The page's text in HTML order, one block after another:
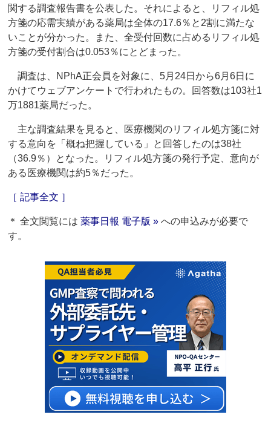
関する調査報告書を公表した。それによると、リフィル処
方箋の応需実績がある薬局は全体の17.6％と2割に満たな
いことが分かった。また、全受付回数に占めるリフィル処
方箋の受付割合は0.053％にとどまった。
調査は、NPhA正会員を対象に、5月24日から6月6日に
かけてウェブアンケートで行われたもの。回答数は103社1
万1881薬局だった。
主な調査結果を見ると、医療機関のリフィル処方箋に対
する意向を「概ね把握している」と回答したのは38社
（36.9％）となった。リフィル処方箋の発行予定、意向が
ある医療機関は約5％だった。
［ 記事全文 ］
＊ 全文閲覧には薬事日報 電子版 » への申込みが必要で
す。